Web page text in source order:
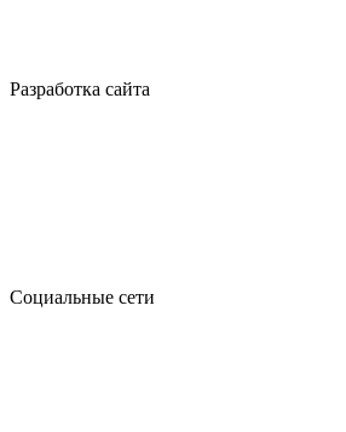
Разработка сайта
Социальные сети